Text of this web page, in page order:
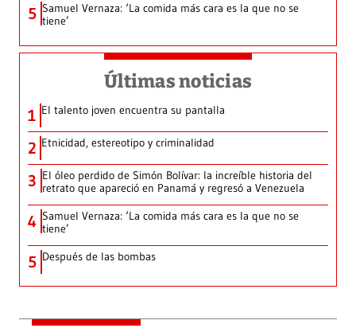
5 Samuel Vernaza: ‘La comida más cara es la que no se
tiene’
Últimas noticias
1 El talento joven encuentra su pantalla​
2 Etnicidad, estereotipo y criminalidad
3 El óleo perdido de Simón Bolívar: la increíble historia del
retrato que apareció en Panamá y regresó a Venezuela
4 Samuel Vernaza: ‘La comida más cara es la que no se
tiene’
5 Después de las bombas